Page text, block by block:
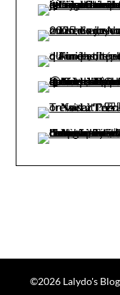
©2026 Lalydo's Blog